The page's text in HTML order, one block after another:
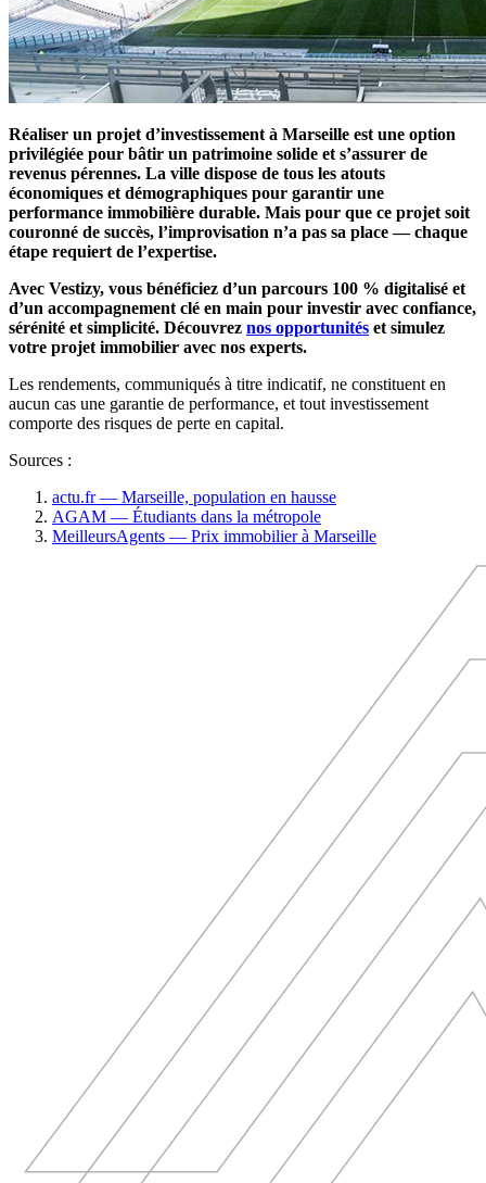
Réaliser un projet d’investissement à Marseille est une option
privilégiée pour bâtir un patrimoine solide et s’assurer de
revenus pérennes. La ville dispose de tous les atouts
économiques et démographiques pour garantir une
performance immobilière durable. Mais pour que ce projet soit
couronné de succès, l’improvisation n’a pas sa place — chaque
étape requiert de l’expertise.
Avec Vestizy, vous bénéficiez d’un parcours 100 % digitalisé et
d’un accompagnement clé en main pour investir avec confiance,
sérénité et simplicité. Découvrez nos opportunités et simulez
votre projet immobilier avec nos experts.
Les rendements, communiqués à titre indicatif, ne constituent en
aucun cas une garantie de performance, et tout investissement
comporte des risques de perte en capital.
Sources :
actu.fr — Marseille, population en hausse
AGAM — Étudiants dans la métropole
MeilleursAgents — Prix immobilier à Marseille